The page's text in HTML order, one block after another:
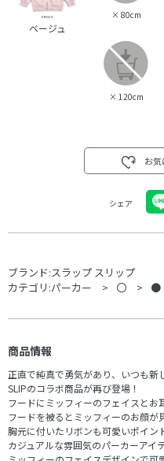
ベージュ
× 80cm
× 120cm
お
シェア
ブランド:スラップ スリップ
カテゴリ:パーカー 〇 ●
商品情報
正直で純真で勇気があり、いつも新
SLIPのコラボ商品が再び登場！
フードにミッフィーのフェイスとお
フードを被るとミッフィーのお顔
胸元に付いたリボンも可愛いポイ
カジュアルな雰囲気のパーカーアイテ